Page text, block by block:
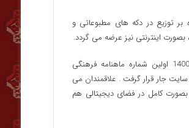
بر توزیع در دکه های مطبوعاتی و
اینترنتی نیز عرضه می گردد.‌
امروز اول اسفند ماه 1400 اولین شماره ماهنامه فرهنگی
سایت جار قرار گرفت . علاقمندان می
بصورت کامل در فضای دیجیتالی هم